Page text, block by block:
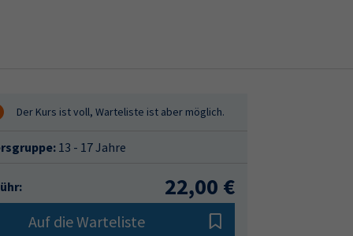
13 - 17 Jahre
22,00 €
Auf die Warteliste